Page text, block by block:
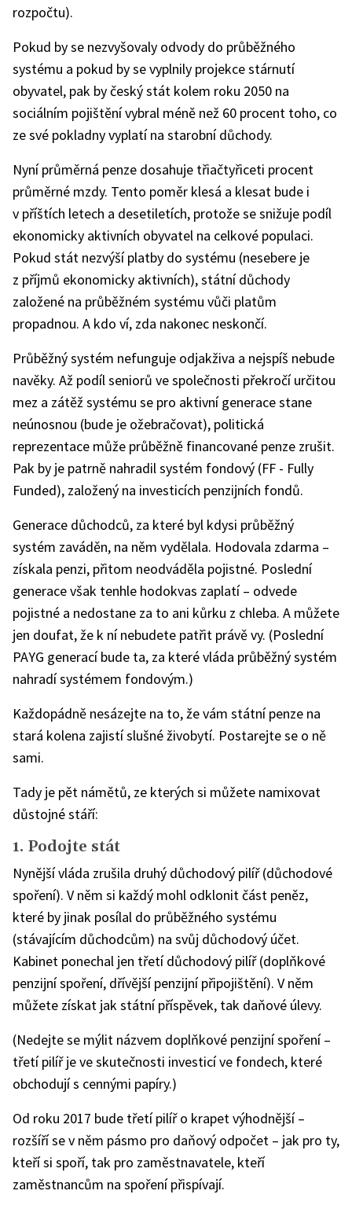
rozpočtu).
Pokud by se nezvyšovaly odvody do průběžného
systému a pokud by se vyplnily projekce stárnutí
obyvatel, pak by český stát kolem roku 2050 na
sociálním pojištění vybral méně než 60 procent toho, co
ze své pokladny vyplatí na starobní důchody.
Nyní průměrná penze dosahuje třiačtyřiceti procent
průměrné mzdy. Tento poměr klesá a klesat bude i
v příštích letech a desetiletích, protože se snižuje podíl
ekonomicky aktivních obyvatel na celkové populaci.
Pokud stát nezvýší platby do systému (nesebere je
z příjmů ekonomicky aktivních), státní důchody
založené na průběžném systému vůči platům
propadnou. A kdo ví, zda nakonec neskončí.
Průběžný systém nefunguje odjakživa a nejspíš nebude
navěky. Až podíl seniorů ve společnosti překročí určitou
mez a zátěž systému se pro aktivní generace stane
neúnosnou (bude je ožebračovat), politická
reprezentace může průběžně financované penze zrušit.
Pak by je patrně nahradil systém fondový (FF - Fully
Funded), založený na investicích penzijních fondů.
Generace důchodců, za které byl kdysi průběžný
systém zaváděn, na něm vydělala. Hodovala zdarma –
získala penzi, přitom neodváděla pojistné. Poslední
generace však tenhle hodokvas zaplatí – odvede
pojistné a nedostane za to ani kůrku z chleba. A můžete
jen doufat, že k ní nebudete patřit právě vy. (Poslední
PAYG generací bude ta, za které vláda průběžný systém
nahradí systémem fondovým.)
Každopádně nesázejte na to, že vám státní penze na
stará kolena zajistí slušné živobytí. Postarejte se o ně
sami.
Tady je pět námětů, ze kterých si můžete namixovat
důstojné stáří:
1. Podojte stát
Nynější vláda zrušila druhý důchodový pilíř (důchodové
spoření). V něm si každý mohl odklonit část peněz,
které by jinak posílal do průběžného systému
(stávajícím důchodcům) na svůj důchodový účet.
Kabinet ponechal jen třetí důchodový pilíř (doplňkové
penzijní spoření, dřívější penzijní připojištění). V něm
můžete získat jak státní příspěvek, tak daňové úlevy.
(Nedejte se mýlit názvem doplňkové penzijní spoření –
třetí pilíř je ve skutečnosti investicí ve fondech, které
obchodují s cennými papíry.)
Od roku 2017 bude třetí pilíř o krapet výhodnější –
rozšíří se v něm pásmo pro daňový odpočet – jak pro ty,
kteří si spoří, tak pro zaměstnavatele, kteří
zaměstnancům na spoření přispívají.